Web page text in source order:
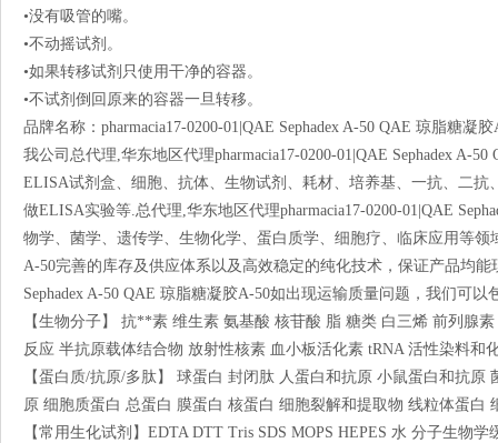
•没有吸管的嘴。
•不动摇试剂。
•如果转移试剂只使用干净的容器。
•不试剂倒回原来的容器一旦转移。
品牌名称：pharmacia17-0200-01|QAE Sephadex A-50 QAE 琼脂糖凝胶
我公司总代理,华东地区代理pharmacia17-0200-01|QAE Sephadex A-
ELISA试剂盒、细胞、抗体、生物试剂、耗材、培养基、一抗、二
做ELISA实验等.总代理,华东地区代理pharmacia17-0200-01|QAE
物学、菌学、遗传学、生物化学、蛋白质学、细胞疗、临床应用等领
A-50完善的库存及供应体系以及高效稳定的纯化技术，保证产品均能
Sephadex A-50 QAE 琼脂糖凝胶A-50如出现运输质量问题，我们可以
【生物分子】 抗**素 维生素 氨基酸 核苷酸 脂 糖类 白三烯 前列腺
反应 半抗原载体结合物 放射性核素 血小板活化素 tRNA 活性染料和
【蛋白质/抗原/多肽】 球蛋白 封闭肽 人蛋白和抗原 小鼠蛋白和抗
原 细胞质蛋白 总蛋白 膜蛋白 核蛋白 细胞裂解和提取物 线粒体蛋白
【常用生化试剂】EDTA DTT Tris SDS MOPS HEPES 水 分子生物